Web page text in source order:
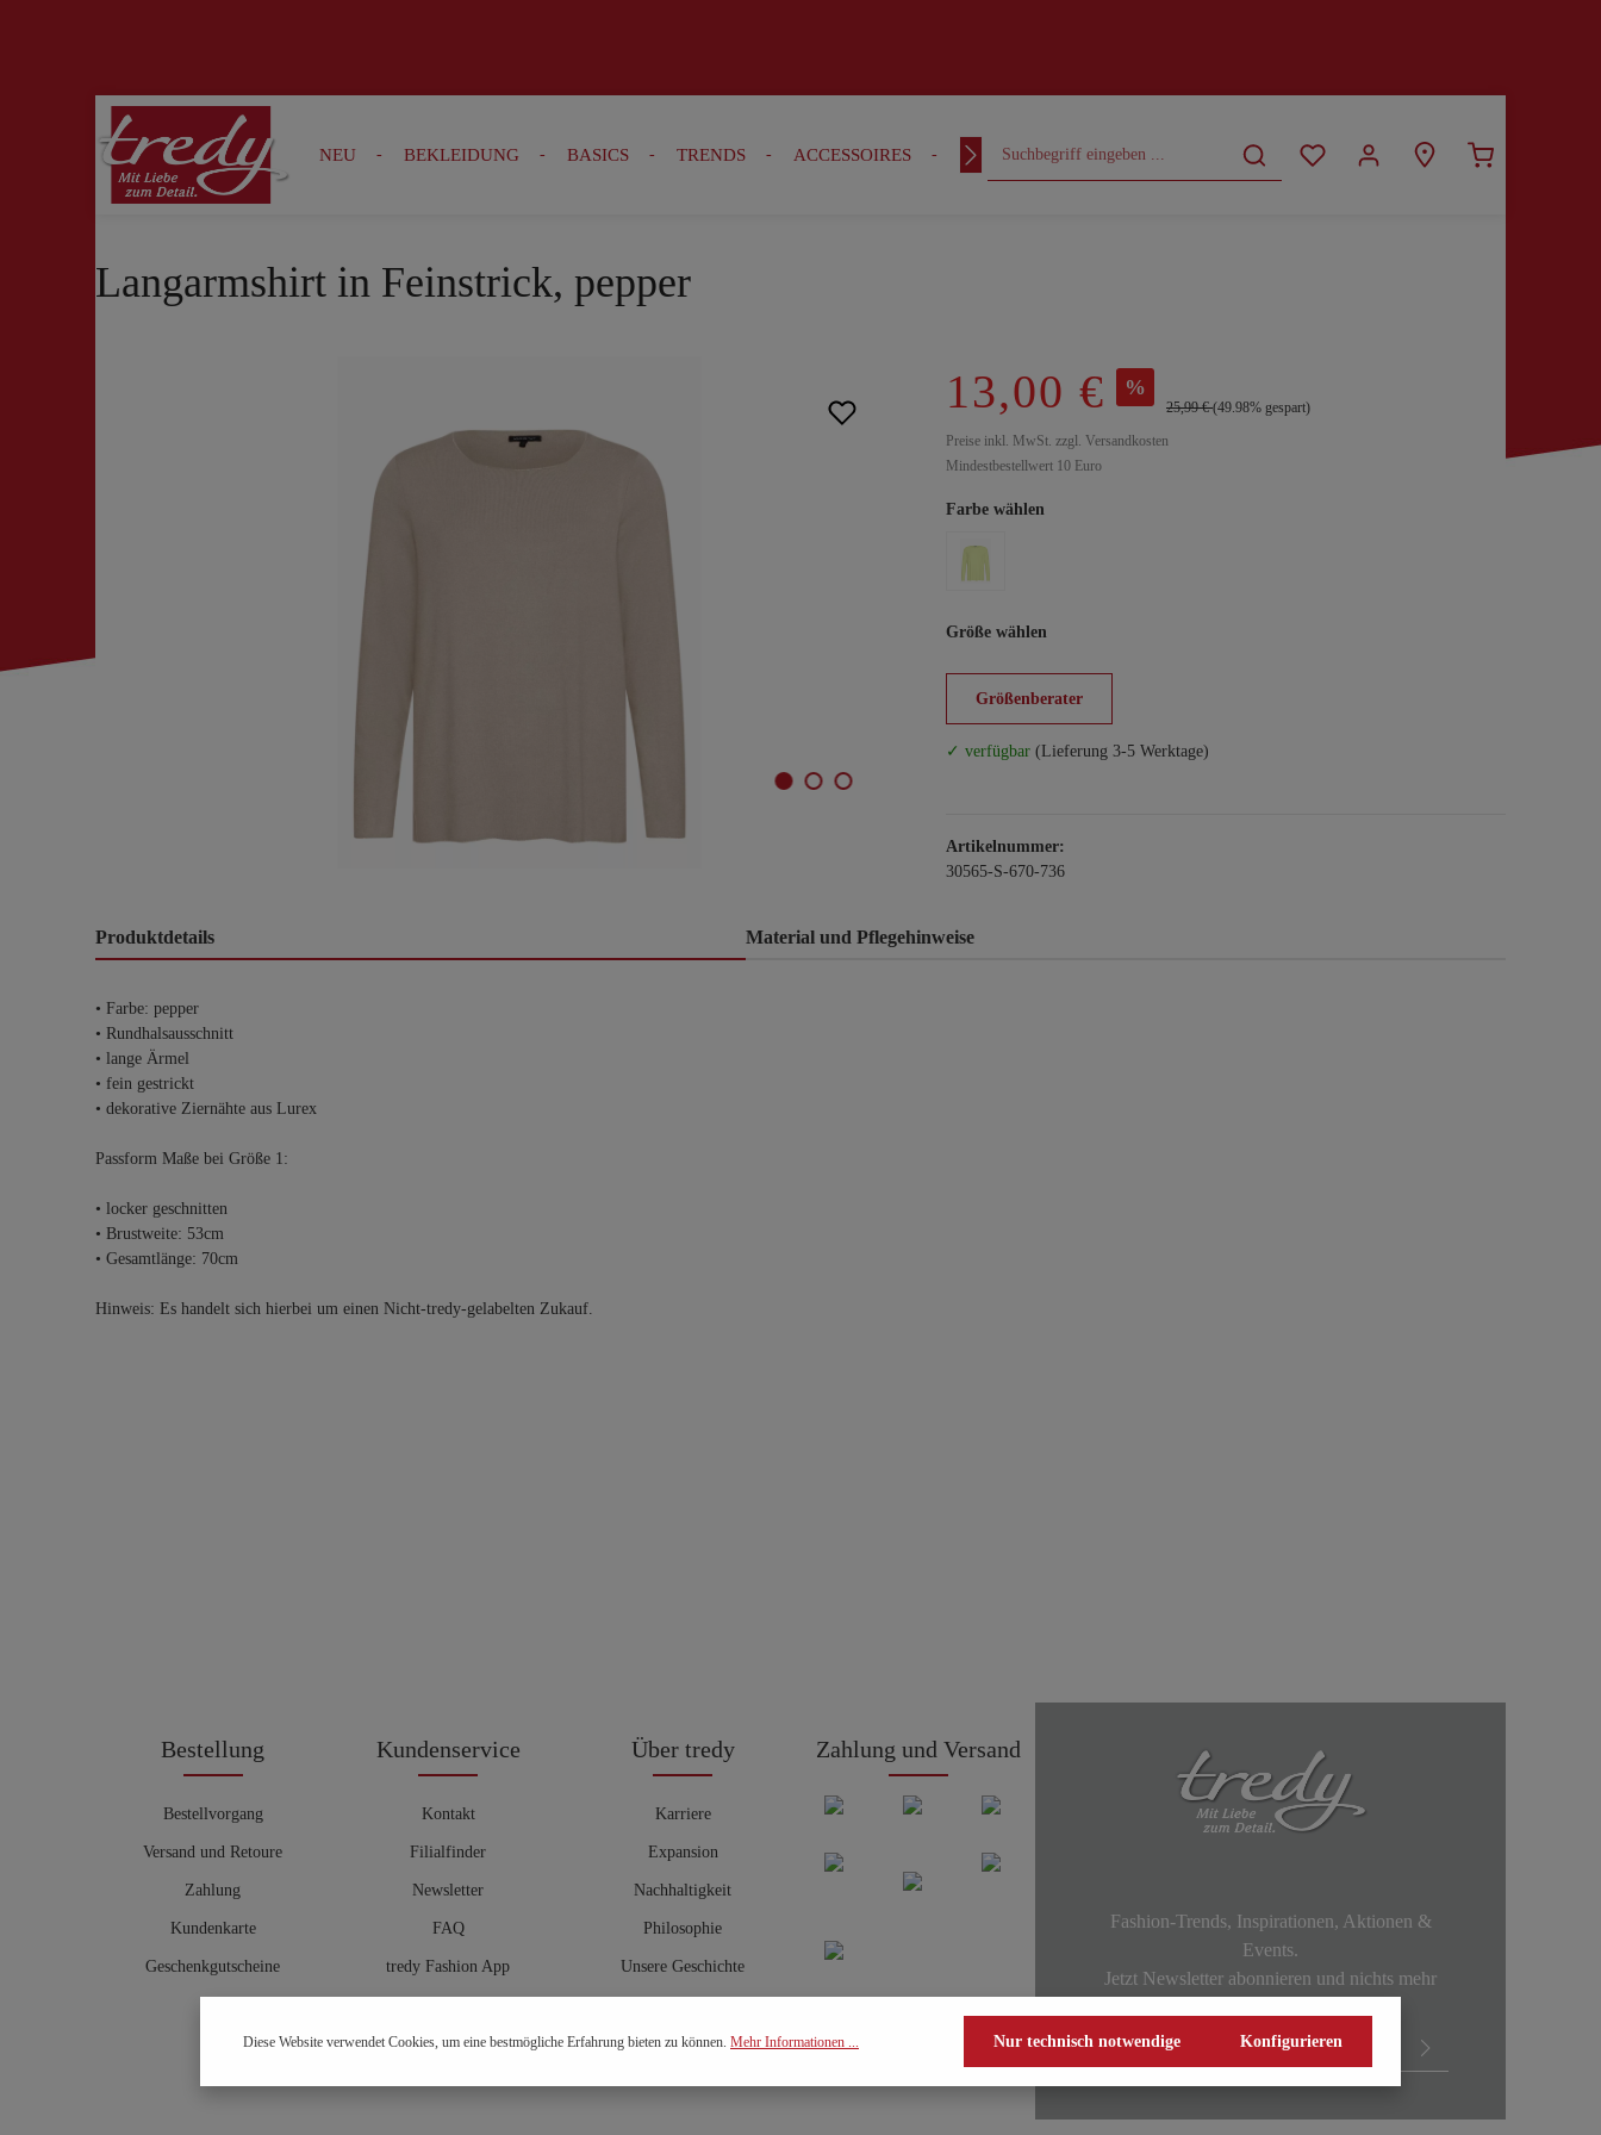
Zur Suche springen Zur Hauptnavigation springen
NEU BEKLEIDUNG BASICS TRENDS ACCESSOIRES OUTFITS CURVY
Langarmshirt in Feinstrick, pepper
13,00 € %
25,99 €(49.98% gespart)
Preise inkl. MwSt. zzgl. Versandkosten
Mindestbestellwert 10 Euro
Farbe wählen
Größe wählen
Größenberater
✓ verfügbar (Lieferung 3-5 Werktage)
Artikelnummer:
30565-S-670-736
Produktdetails Material und Pflegehinweise
• Farbe: pepper
• Rundhalsausschnitt
• lange Ärmel
• fein gestrickt
• dekorative Ziernähte aus Lurex
Passform Maße bei Größe 1:
• locker geschnitten
• Brustweite: 53cm
• Gesamtlänge: 70cm
Hinweis: Es handelt sich hierbei um einen Nicht-tredy-gelabelten Zukauf.
Bestellung
Bestellvorgang
Versand und Retoure
Zahlung
Kundenkarte
Geschenkgutscheine
Kundenservice
Kontakt
Filialfinder
Newsletter
FAQ
tredy Fashion App
Hosenberater
Über tredy
Karriere
Expansion
Nachhaltigkeit
Philosophie
Unsere Geschichte
Zahlung und Versand
Fashion-Trends, Inspirationen, Aktionen &
Events.
Jetzt Newsletter abonnieren und nichts mehr
Diese Website verwendet Cookies, um eine bestmögliche Erfahrung bieten zu können. Mehr Informationen ... Nur technisch notwendige Konfigurieren